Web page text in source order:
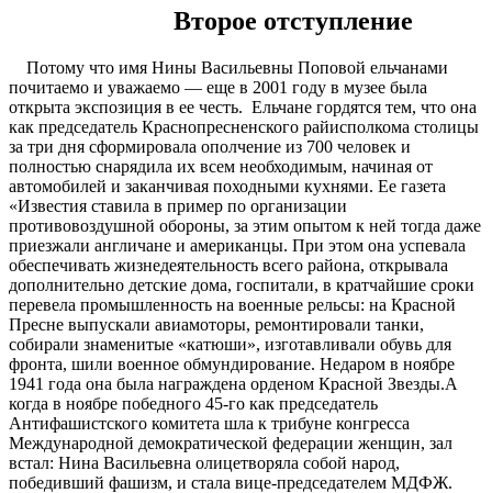
Второе отступление
Потому что имя Нины Васильевны Поповой ельчанами
почитаемо и уважаемо — еще в 2001 году в музее была
открыта экспозиция в ее честь. Ельчане гордятся тем, что она
как председатель Краснопресненского райисполкома столицы
за три дня сформировала ополчение из 700 человек и
полностью снарядила их всем необходимым, начиная от
автомобилей и заканчивая походными кухнями. Ее газета
«Известия ставила в пример по организации
противовоздушной обороны, за этим опытом к ней тогда даже
приезжали англичане и американцы. При этом она успевала
обеспечивать жизнедеятельность всего района, открывала
дополнительно детские дома, госпитали, в кратчайшие сроки
перевела промышленность на военные рельсы: на Красной
Пресне выпускали авиамоторы, ремонтировали танки,
собирали знаменитые «катюши», изготавливали обувь для
фронта, шили военное обмундирование. Недаром в ноябре
1941 года она была награждена орденом Красной Звезды.А
когда в ноябре победного 45-го как председатель
Антифашистского комитета шла к трибуне конгресса
Международной демократической федерации женщин, зал
встал: Нина Васильевна олицетворяла собой народ,
победивший фашизм, и стала вице-председателем МДФЖ.